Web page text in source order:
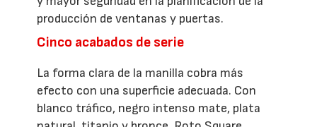
producción de ventanas y puertas.
Cinco acabados de serie
La forma clara de la manilla cobra más
efecto con una superficie adecuada. Con
blanco tráfico, negro intenso mate, plata